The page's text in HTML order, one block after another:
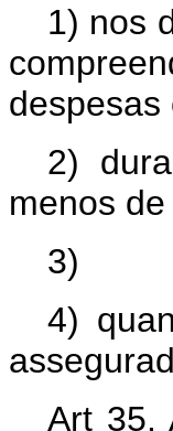
1) nos
despesas
2)
menos
4)
Art 35.